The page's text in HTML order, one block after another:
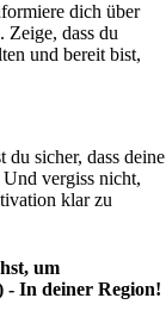
dich über
Zeige, dass du
und bereit bist,
sicher, dass deine
vergiss nicht,
klar zu
um
- In deiner Region!